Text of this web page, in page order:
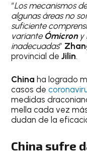
“Los mecanismos
algunas áreas no
suficiente
variante Ómicron y
inadecuadas”
provincial deJilin.
Chinaha logrado
casos de
medidas
mella cada vez
dudan de la
China sufre